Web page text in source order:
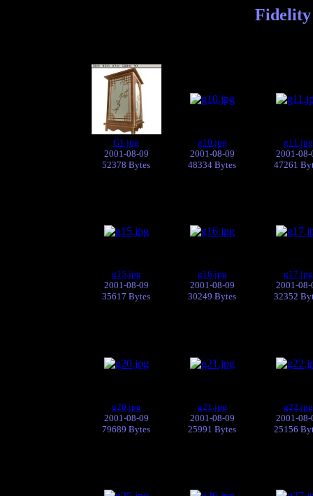
Fidelity
G1.jpg
2001-08-09
52378 Bytes
g10.jpg
2001-08-09
48334 Bytes
g11.jpg
2001-08-
47261
g15.jpg
2001-08-09
35617 Bytes
g16.jpg
2001-08-09
30249 Bytes
g17.jpg
2001-08-
32352
g20.jpg
2001-08-09
79689 Bytes
g21.jpg
2001-08-09
25991 Bytes
g22.jpg
2001-08-
25156